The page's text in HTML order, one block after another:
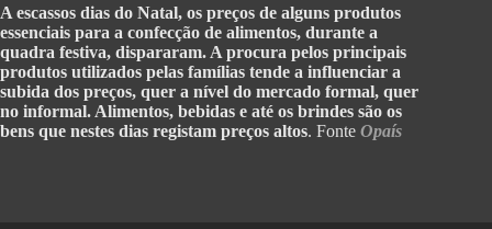
A escassos dias do Natal, os preços de alguns produtos
essenciais para a confecção de alimentos, durante a
quadra festiva, dispararam. A procura pelos principais
produtos utilizados pelas famílias tende a influenciar a
subida dos preços, quer a nível do mercado formal, quer
no informal. Alimentos, bebidas e até os brindes são os
bens que nestes dias registam preços altos. Fonte Opaís